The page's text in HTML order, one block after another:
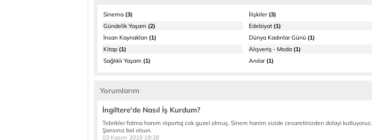
Sinema (3) İlişkiler(3)
Gündelik Yaşam (2) Edebiyat (1)
İnsan Kaynakları (1) Dünya Kadınlar Günü (1)
Kitap (1) Alışveriş - Moda (1)
Sağlıklı Yaşam (1) Anılar(1)
Yorumlarım
İngiltere'de Nasıl İş Kurdum?
Tebrikler fatma hanım röportaj cok guzel olmuş. Sinem hanim sizide cesaretinizden dolayi kutluyoruz.
Şansınız bol olsun.
03 Kasım 2019 19:38